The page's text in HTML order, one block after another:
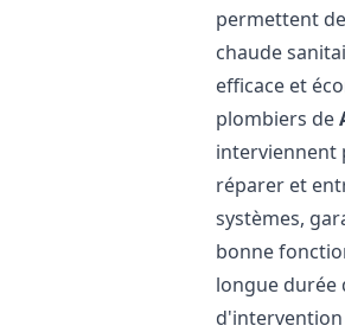
permettent
chaude
efficace et
plombiers de
interviennent
réparer et
systèmes,
bonne
longue durée